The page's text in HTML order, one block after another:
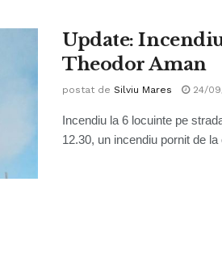
Update:
Theodor Aman
postat de Silviu Mares 24/
Incendiu la 6 locuinte pe
12.30, un incendiu pornit de la